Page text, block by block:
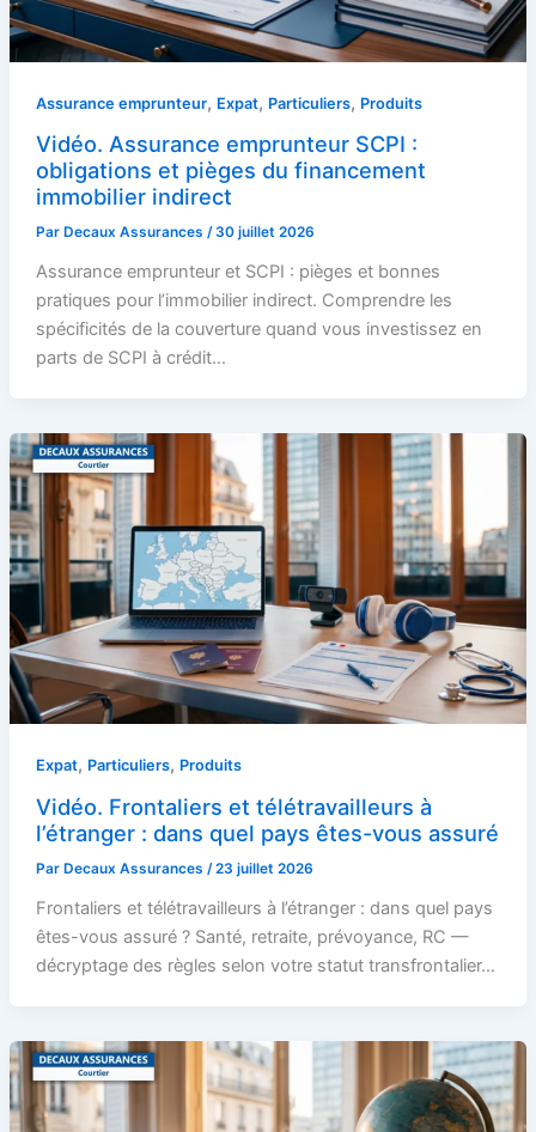
Assurance emprunteur, Expat, Particuliers, Produits
Vidéo. Assurance emprunteur SCPI :
obligations et pièges du financement
immobilier indirect
Par Decaux Assurances /30 juillet 2026
Assurance emprunteur et SCPI : pièges et bonnes
pratiques pour l’immobilier indirect. Comprendre les
spécificités de la couverture quand vous investissez en
parts de SCPI à crédit…
Expat, Particuliers, Produits
Vidéo. Frontaliers et télétravailleurs à
l’étranger : dans quel pays êtes-vous assuré
Par Decaux Assurances /23 juillet 2026
Frontaliers et télétravailleurs à l’étranger : dans quel pays
êtes-vous assuré ? Santé, retraite, prévoyance, RC —
décryptage des règles selon votre statut transfrontalier…